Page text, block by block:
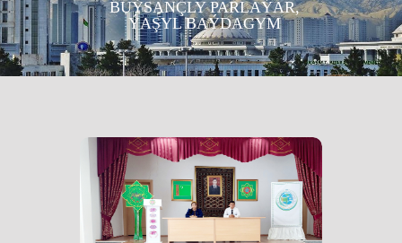
BUÝSANÇLY PARLAÝAR,
ÝAŞYL BAÝDAGYM